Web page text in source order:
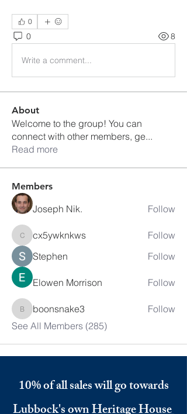
0
0 8
Write a comment...
About
Welcome to the group! You can
connect with other members, ge...
Read more
Members
Joseph Nik. Follow
cx5ywknkws
cx5ywknkws
Follow
Stephen
Follow
Elowen Morrison Follow
boonsnake3
boonsnake3
Follow
See All Members (285)
10% of all sales will go towards